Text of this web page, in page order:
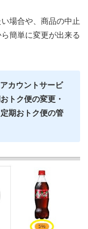
場合や、商品の中止
簡単に変更が出来る
カウントサービ
トク便の変更・
期おトク便の管